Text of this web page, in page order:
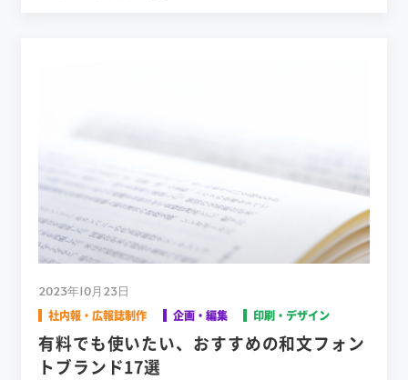
2023年10月23日
社内報・広報誌制作 企画・編集 印刷・デザイン
有料でも使いたい、おすすめの和文フォン
トブランド17選